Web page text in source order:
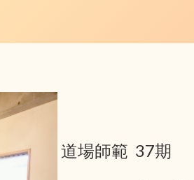
道場師範 37期